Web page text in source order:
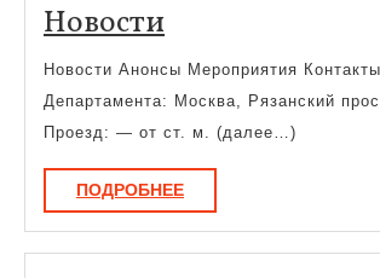
НовостиНовости
Новости Анонсы Мероприятия
Департамента: Москва, Рязанский
Проезд: — от ст. м. (далее…)
ПОДРОБНЕЕПОДРОБНЕЕ